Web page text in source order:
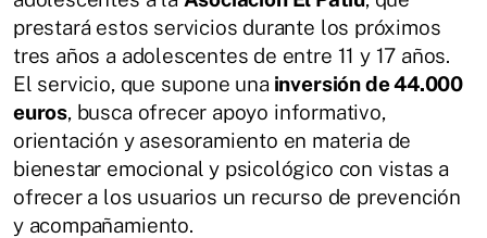
prestará estos servicios durante los próximos
tres años a adolescentes de entre 11 y 17 años.
El servicio, que supone una inversión de 44.000
euros, busca ofrecer apoyo informativo,
orientación y asesoramiento en materia de
bienestar emocional y psicológico con vistas a
ofrecer a los usuarios un recurso de prevención
y acompañamiento.